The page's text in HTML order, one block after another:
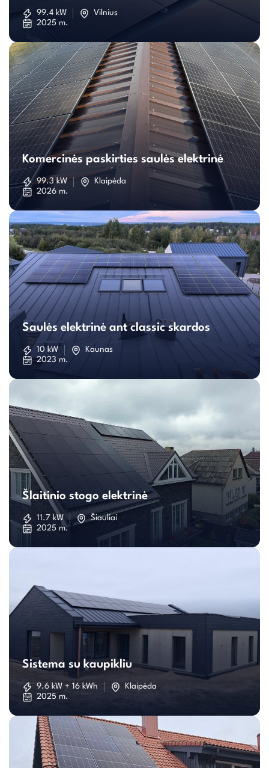
saulės
elektrinė
99.4 kW
Vilnius
2025 m.
Komercinės
paskirties
saulės
Komercinės paskirties saulės elektrinė
99.3 kW
Klaipėda
2026 m.
Saulės
elektrinė
Saulės elektrinė ant classic skardos
10 kW
Kaunas
2023 m.
Šlaitinio
stogo
elektrinė
Šlaitinio stogo elektrinė
11.7 kW
Šiauliai
2025 m.
Sistema
su
kaupikliu
Sistema su kaupikliu
9.6 kW + 16 kWh
Klaipėda
2025 m.